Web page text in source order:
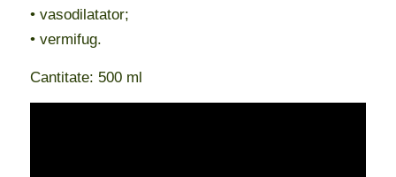
• vasodilatator;
• vermifug.
Cantitate: 500 ml